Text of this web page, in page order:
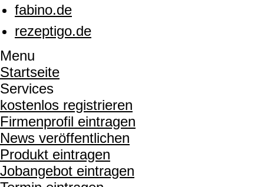
fabino.de
rezeptigo.de
Menu
Startseite
Services
kostenlos registrieren
Firmenprofil eintragen
News veröffentlichen
Produkt eintragen
Jobangebot eintragen